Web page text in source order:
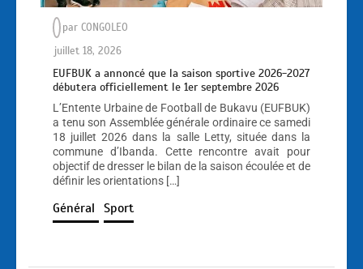
par CONGOLEO
juillet 18, 2026
EUFBUK a annoncé que la saison sportive 2026-2027
débutera officiellement le 1er septembre 2026
L’Entente Urbaine de Football de Bukavu (EUFBUK)
a tenu son Assemblée générale ordinaire ce samedi
18 juillet 2026 dans la salle Letty, située dans la
commune d’Ibanda. Cette rencontre avait pour
objectif de dresser le bilan de la saison écoulée et de
définir les orientations […]
Général Sport